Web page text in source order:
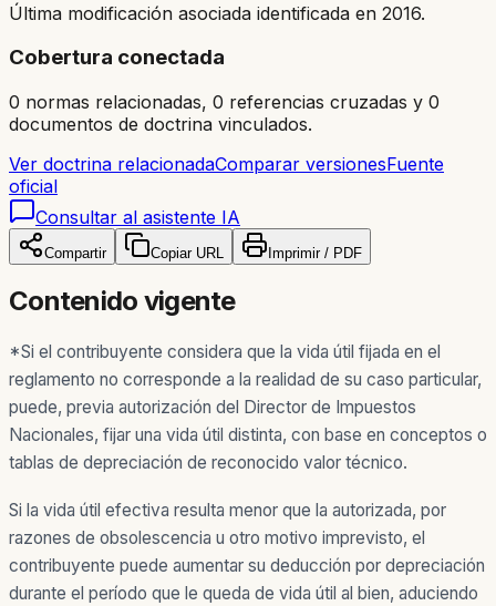
Última modificación asociada identificada en 2016.
Cobertura conectada
0 normas relacionadas, 0 referencias cruzadas y 0
documentos de doctrina vinculados.
Ver doctrina relacionadaComparar versionesFuente
oficial
Consultar al asistente IA
Compartir Copiar URL Imprimir / PDF
Contenido vigente
*Si el contribuyente considera que la vida útil fijada en el
reglamento no corresponde a la realidad de su caso particular,
puede, previa autorización del Director de Impuestos
Nacionales, fijar una vida útil distinta, con base en conceptos o
tablas de depreciación de reconocido valor técnico.
Si la vida útil efectiva resulta menor que la autorizada, por
razones de obsolescencia u otro motivo imprevisto, el
contribuyente puede aumentar su deducción por depreciación
durante el período que le queda de vida útil al bien, aduciendo